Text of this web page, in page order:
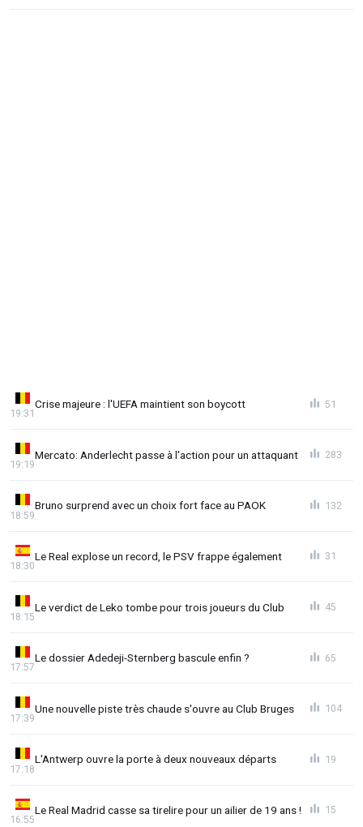
Crise majeure : l'UEFA maintient son boycott
19:31
51
Mercato: Anderlecht passe à l'action pour un attaquant
19:19
283
Bruno surprend avec un choix fort face au PAOK
18:59
132
Le Real explose un record, le PSV frappe également
18:30
31
Le verdict de Leko tombe pour trois joueurs du Club
18:15
45
Le dossier Adedeji-Sternberg bascule enfin ?
17:57
65
Une nouvelle piste très chaude s'ouvre au Club Bruges
17:39
104
L'Antwerp ouvre la porte à deux nouveaux départs
17:18
19
Le Real Madrid casse sa tirelire pour un ailier de 19 ans !
16:55
15